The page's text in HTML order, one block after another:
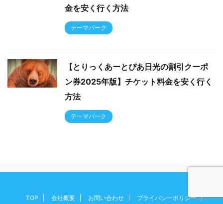
金を安く行く方法
テーマパーク
【とりっくあーとぴあ日光の割引クーポ
ン券2025年版】チケット料金を安く行く
方法
テーマパーク
TOP 会社概要 お問い合わせ プライバシーポリシー